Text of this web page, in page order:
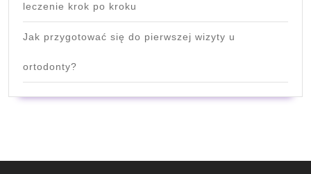
leczenie krok po kroku
Jak przygotować się do pierwszej wizyty u
ortodonty?